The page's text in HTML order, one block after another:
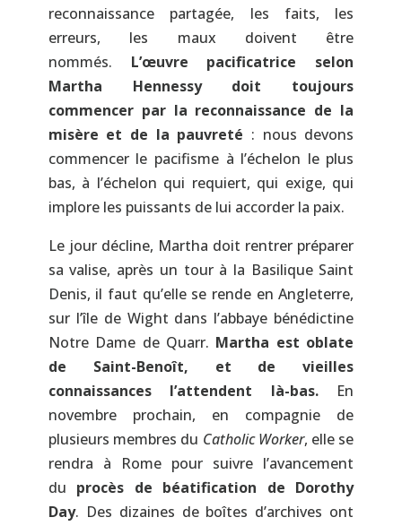
reconnaissance partagée, les faits, les
erreurs, les maux doivent être
nommés. L’œuvre pacificatrice selon
Martha Hennessy doit toujours
commencer par la reconnaissance de la
misère et de la pauvreté : nous devons
commencer le pacifisme à l’échelon le plus
bas, à l’échelon qui requiert, qui exige, qui
implore les puissants de lui accorder la paix.
Le jour décline, Martha doit rentrer préparer
sa valise, après un tour à la Basilique Saint
Denis, il faut qu’elle se rende en Angleterre,
sur l’île de Wight dans l’abbaye bénédictine
Notre Dame de Quarr. Martha est oblate
de Saint-Benoît, et de vieilles
connaissances l’attendent là-bas.En
novembre prochain, en compagnie de
plusieurs membres du Catholic Worker, elle se
rendra à Rome pour suivre l’avancement
du procès de béatification de Dorothy
Day. Des dizaines de boîtes d’archives ont